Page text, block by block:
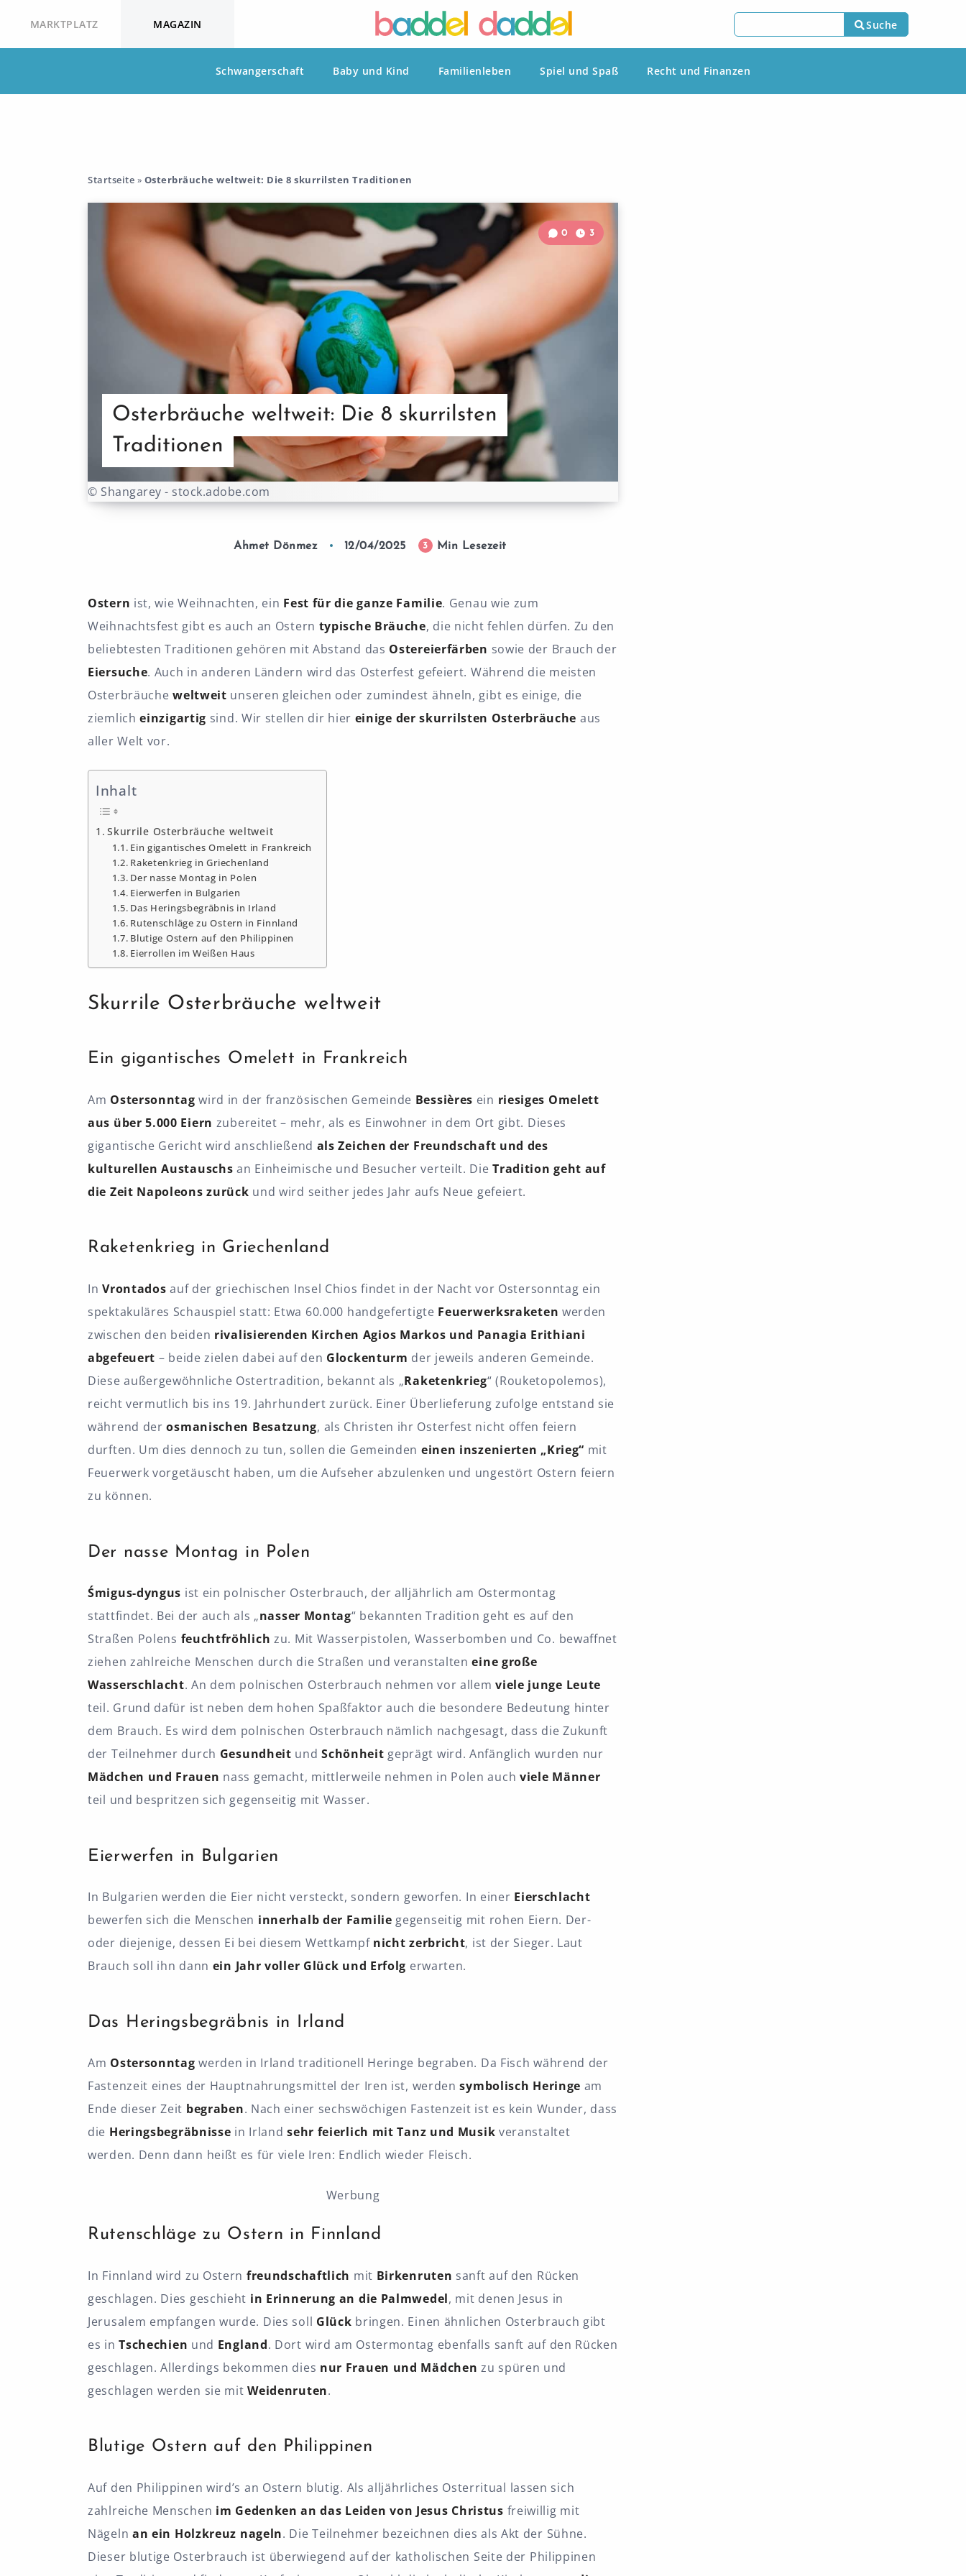
MARKTPLATZ MAGAZIN Suche
Schwangerschaft Baby und Kind Familienleben Spiel und Spaß Recht und Finanzen
Startseite » Osterbräuche weltweit: Die 8 skurrilsten Traditionen
© Shangarey - stock.adobe.com
Osterbräuche weltweit: Die 8 skurrilsten
Traditionen
0 3
Ahmet Dönmez 12/04/2025 3 Min Lesezeit
Ostern ist, wie Weihnachten, ein Fest für die ganze Familie. Genau wie zum
Weihnachtsfest gibt es auch an Ostern typische Bräuche, die nicht fehlen dürfen. Zu den
beliebtesten Traditionen gehören mit Abstand das Ostereierfärben sowie der Brauch der
Eiersuche. Auch in anderen Ländern wird das Osterfest gefeiert. Während die meisten
Osterbräucheweltweit unseren gleichen oder zumindest ähneln, gibt es einige, die
ziemlicheinzigartig sind. Wir stellen dir hier einige der skurrilsten Osterbräuche aus
aller Welt vor.
Inhalt
Skurrile Osterbräuche weltweit
Ein gigantisches Omelett in Frankreich
Raketenkrieg in Griechenland
Der nasse Montag in Polen
Eierwerfen in Bulgarien
Das Heringsbegräbnis in Irland
Rutenschläge zu Ostern in Finnland
Blutige Ostern auf den Philippinen
Eierrollen im Weißen Haus
Skurrile Osterbräuche weltweit
Ein gigantisches Omelett in Frankreich
Am Ostersonntag wird in der französischen Gemeinde Bessières ein riesiges Omelett
aus über 5.000 Eiern zubereitet – mehr, als es Einwohner in dem Ort gibt. Dieses
gigantische Gericht wird anschließend als Zeichen der Freundschaft und des
kulturellen Austauschs an Einheimische und Besucher verteilt. DieTradition geht auf
die Zeit Napoleons zurück und wird seither jedes Jahr aufs Neue gefeiert.
Raketenkrieg in Griechenland
InVrontados auf der griechischen Insel Chios findet in der Nacht vor Ostersonntag ein
spektakuläres Schauspiel statt: Etwa 60.000 handgefertigte Feuerwerksraketen werden
zwischen den beiden rivalisierenden Kirchen Agios Markos und Panagia Erithiani
abgefeuert – beide zielen dabei auf den Glockenturm der jeweils anderen Gemeinde.
Diese außergewöhnliche Ostertradition, bekannt als „Raketenkrieg“ (Rouketopolemos),
reicht vermutlich bis ins 19. Jahrhundert zurück. Einer Überlieferung zufolge entstand sie
während der osmanischen Besatzung, als Christen ihr Osterfest nicht offen feiern
durften. Um dies dennoch zu tun, sollen die Gemeinden einen inszenierten „Krieg“ mit
Feuerwerk vorgetäuscht haben, um die Aufseher abzulenken und ungestört Ostern feiern
zu können.
Der nasse Montag in Polen
Śmigus-dyngus ist ein polnischer Osterbrauch, der alljährlich am Ostermontag
stattfindet. Bei der auch als „nasser Montag“ bekannten Tradition geht es auf den
Straßen Polens feuchtfröhlich zu. Mit Wasserpistolen, Wasserbomben und Co. bewaffnet
ziehen zahlreiche Menschen durch die Straßen und veranstalteneine große
Wasserschlacht. An dem polnischen Osterbrauch nehmen vor allemviele junge Leute
teil. Grund dafür ist neben dem hohen Spaßfaktor auch die besondere Bedeutung hinter
dem Brauch. Es wird dem polnischen Osterbrauch nämlich nachgesagt, dass die Zukunft
der Teilnehmer durch Gesundheit undSchönheit geprägt wird. Anfänglich wurden nur
Mädchen und Frauen nass gemacht, mittlerweile nehmen in Polen auch viele Männer
teil und bespritzen sich gegenseitig mit Wasser.
Eierwerfen in Bulgarien
In Bulgarien werden die Eier nicht versteckt, sondern geworfen. In einer Eierschlacht
bewerfen sich die Menschen innerhalb der Familie gegenseitig mit rohen Eiern. Der-
oder diejenige, dessen Ei bei diesem Wettkampf nicht zerbricht, ist der Sieger. Laut
Brauch soll ihn dann ein Jahr voller Glück und Erfolg erwarten.
Das Heringsbegräbnis in Irland
Am Ostersonntagwerden in Irland traditionell Heringe begraben. Da Fisch während der
Fastenzeit eines der Hauptnahrungsmittel der Iren ist, werdensymbolisch Heringe am
Ende dieser Zeit begraben. Nach einer sechswöchigen Fastenzeit ist es kein Wunder, dass
die Heringsbegräbnisse in Irland sehr feierlich mit Tanz und Musik veranstaltet
werden. Denn dann heißt es für viele Iren: Endlich wieder Fleisch.
Werbung
Rutenschläge zu Ostern in Finnland
In Finnland wird zu Ostern freundschaftlich mit Birkenruten sanft auf den Rücken
geschlagen. Dies geschieht in Erinnerung an die Palmwedel, mit denen Jesus in
Jerusalem empfangen wurde. Dies soll Glück bringen. Einen ähnlichen Osterbrauch gibt
es inTschechien und England. Dort wird am Ostermontag ebenfalls sanft auf den Rücken
geschlagen. Allerdings bekommen dies nur Frauen und Mädchenzu spüren und
geschlagen werden sie mitWeidenruten.
Blutige Ostern auf den Philippinen
Auf den Philippinen wird’s an Ostern blutig. Als alljährliches Osterritual lassen sich
zahlreiche Menschen im Gedenken an das Leiden von Jesus Christus freiwillig mit
Nägeln an ein Holzkreuz nageln. Die Teilnehmer bezeichnen dies als Akt der Sühne.
Dieser blutige Osterbrauch ist überwiegend auf der katholischen Seite der Philippinen